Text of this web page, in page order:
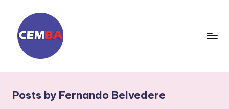
content
ri
Posts by Fernando Belvedere